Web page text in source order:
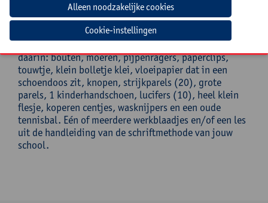
Mee te brengen door cursist
Kleurpotloden, wasco’s, klein (schoen)doosje met
daarin: bouten, moeren, pijpenragers, paperclips,
touwtje, klein bolletje klei, vloeipapier dat in een
schoendoos zit, knopen, strijkparels (20), grote
parels, 1 kinderhandschoen, lucifers (10), heel klein
flesje, koperen centjes, wasknijpers en een oude
tennisbal. Eén of meerdere werkblaadjes en/of een les
uit de handleiding van de schriftmethode van jouw
school.
Cookie-instellingen